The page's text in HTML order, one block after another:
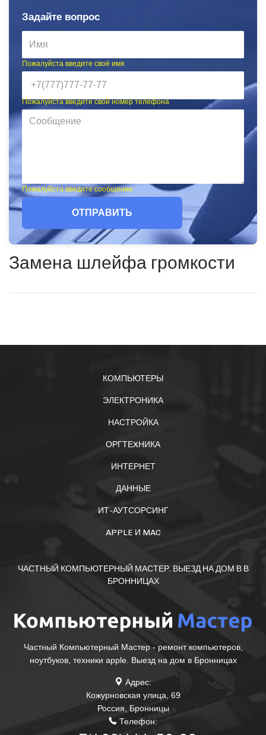
Задайте вопрос
Пожалуйста введите своё имя
Пожалуйста введите свой номер телефона
Пожалуйста введите сообщение
ОТПРАВИТЬ
Замена шлейфа громкости
КОМПЬЮТЕРЫ
ЭЛЕКТРОНИКА
НАСТРОЙКА
ОРГТЕXНИКА
ИНТЕРНЕТ
ДАННЫЕ
ИТ-АУТСОРСИНГ
APPLE И MAC
ЧАСТНЫЙ КОМПЬЮТЕРНЫЙ МАСТЕР. ВЫЕЗД НА ДОМ В В
БРОННИЦАХ
Частный Компьютерный Мастер - ремонт компьютеров,
ноутбуков, техники apple. Выезд на дом в Бронницах
Адрес:
Кожурновская улица, 69
Россия, Бронницы
Телефон: